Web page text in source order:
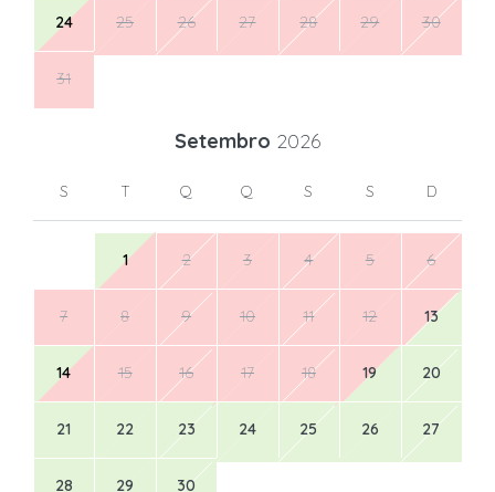
24 25 26 27 28 29 30
31
Setembro 2026
S T Q Q S S D
1 2 3 4 5 6
7 8 9 10 11 12 13
14 15 16 17 18 19 20
21 22 23 24 25 26 27
28 29 30